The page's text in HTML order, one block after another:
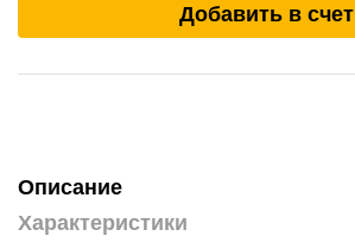
Добавить в счет
Описание
Характеристики